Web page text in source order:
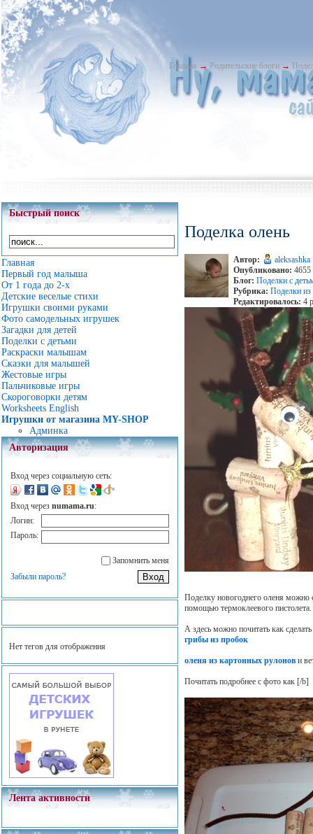
Главная → Родительские блоги →
Быстрый поиск
Главная
Первый год малыша
От 1 года до 2-х
Детские веселые стихи
Игрушки своими руками
Фото самодельных игрушек
Загадки для детей
Поделки с детьми
Раскраски малышам
Сказки для малышей
Жестовые игры
Пальчиковые игры
Скороговорки детям
Worksheets English
Игрушки от магазина MY-SHOP
Админка
Авторизация
Вход через социальную сеть:
Вход через numama.ru:
Логин:
Пароль:
Запомнить меня
Забыли пароль?
Нет тегов для отображения
Лента активности
Поделка олень
Автор:
aleksashka
Опубликовано: 4655
Блог: Поделки с
Рубрика: Поделки из
Редактировалось: 4
Поделку новогоднего оленя можно
помощью термоклеевого пистолета.
А здесь можно почитать как сделать
грибы из пробок
оленя из картонных рулонови
Почитать подробнее с фото как [/b]